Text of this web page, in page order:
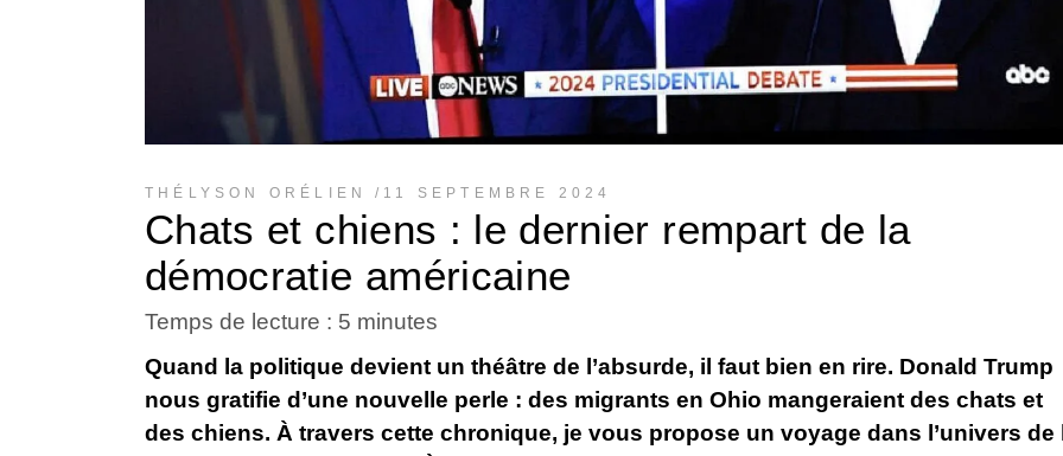
THÉLYSON ORÉLIEN 11 SEPTEMBRE 2024
Chats et chiens : le dernier rempart de la
démocratie américaine
Temps de lecture : 5 minutes
Quand la politique devient un théâtre de l’absurde, il faut bien en rire. Donald Trump
nous gratifie d’une nouvelle perle : des migrants en Ohio mangeraient des chats et
des chiens. À travers cette chronique, je vous propose un voyage dans l’univers de